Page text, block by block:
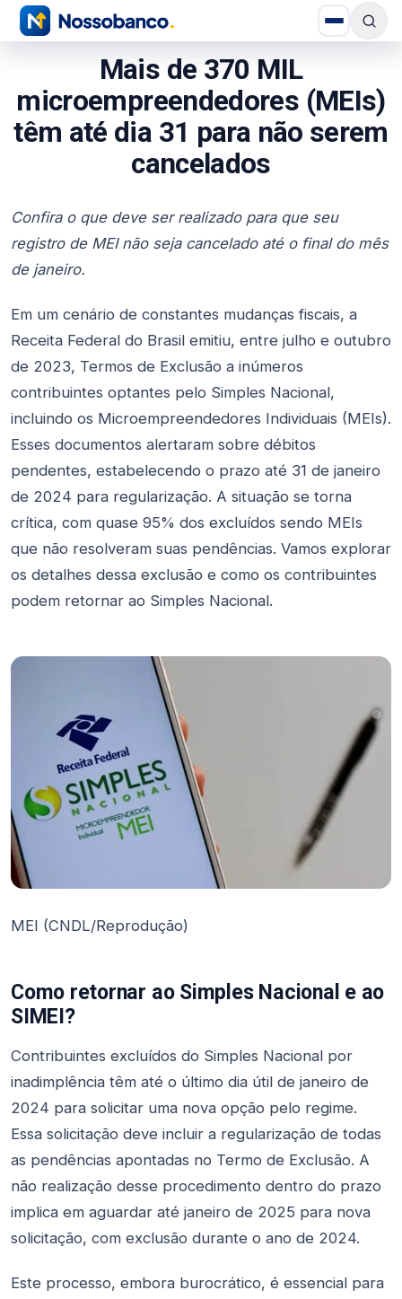
Mais de 370 MIL
microempreendedores (MEIs)
têm até dia 31 para não serem
cancelados
Confira o que deve ser realizado para que seu
registro de MEI não seja cancelado até o final do mês
de janeiro.
Em um cenário de constantes mudanças fiscais, a
Receita Federal do Brasil emitiu, entre julho e outubro
de 2023, Termos de Exclusão a inúmeros
contribuintes optantes pelo Simples Nacional,
incluindo os Microempreendedores Individuais (MEIs).
Esses documentos alertaram sobre débitos
pendentes, estabelecendo o prazo até 31 de janeiro
de 2024 para regularização. A situação se torna
crítica, com quase 95% dos excluídos sendo MEIs
que não resolveram suas pendências. Vamos explorar
os detalhes dessa exclusão e como os contribuintes
podem retornar ao Simples Nacional.
MEI (CNDL/Reprodução)
Como retornar ao Simples Nacional e ao
SIMEI?
Contribuintes excluídos do Simples Nacional por
inadimplência têm até o último dia útil de janeiro de
2024 para solicitar uma nova opção pelo regime.
Essa solicitação deve incluir a regularização de todas
as pendências apontadas no Termo de Exclusão. A
não realização desse procedimento dentro do prazo
implica em aguardar até janeiro de 2025 para nova
solicitação, com exclusão durante o ano de 2024.
Este processo, embora burocrático, é essencial para